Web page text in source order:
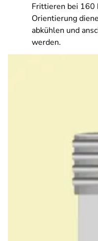
Frittieren bei 160
Orientierung
abkühlen und
werden.